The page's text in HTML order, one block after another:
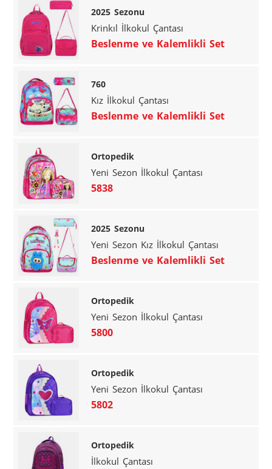
2025 Sezonu
Krinkıl İlkokul Çantası
Beslenme ve Kalemlikli Set
760
Kız İlkokul Çantası
Beslenme ve Kalemlikli Set
Ortopedik
Yeni Sezon İlkokul Çantası
5838
2025 Sezonu
Yeni Sezon Kız İlkokul Çantası
Beslenme ve Kalemlikli Set
Ortopedik
Yeni Sezon İlkokul Çantası
5800
Ortopedik
Yeni Sezon İlkokul Çantası
5802
Ortopedik
İlkokul Çantası